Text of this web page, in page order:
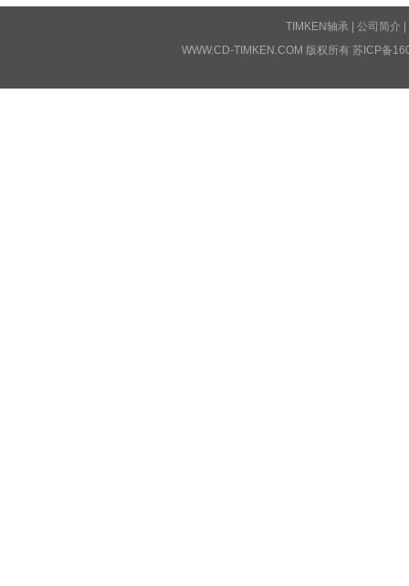
TIMKEN轴承 公司简介
WWW.CD-TIMKEN.COM 版权所有 苏ICP备